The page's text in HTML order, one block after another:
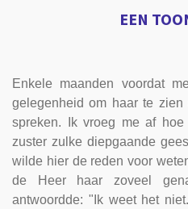
EEN
Enkele maanden voordat
gelegenheid om haar te
spreken. Ik vroeg me af
zuster zulke diepgaande
wilde hier de reden voor
de Heer haar zoveel
antwoordde: "Ik weet het